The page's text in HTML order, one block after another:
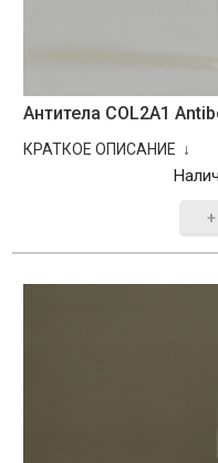
Антитела COL2A1
КРАТКОЕ ОПИСАНИЕ ↓